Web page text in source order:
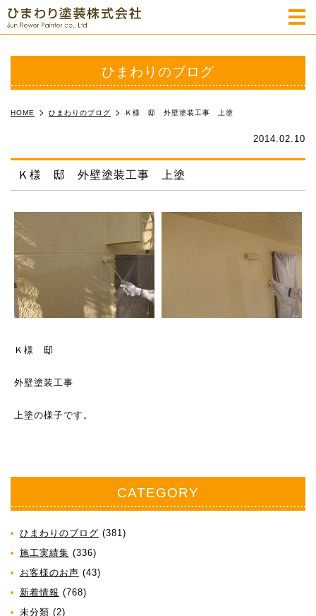
ひまわりのブログ
HOME ひまわりのブログ Ｋ様 邸 外壁塗装工事 上塗
2014.02.10
Ｋ様 邸 外壁塗装工事 上塗
Ｋ様 邸
外壁塗装工事
上塗の様子です。
CATEGORY
ひまわりのブログ (381)
施工実績集 (336)
お客様のお声 (43)
新着情報 (768)
未分類 (2)